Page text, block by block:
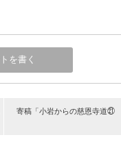
寄稿「小岩からの慈恩寺道㉑